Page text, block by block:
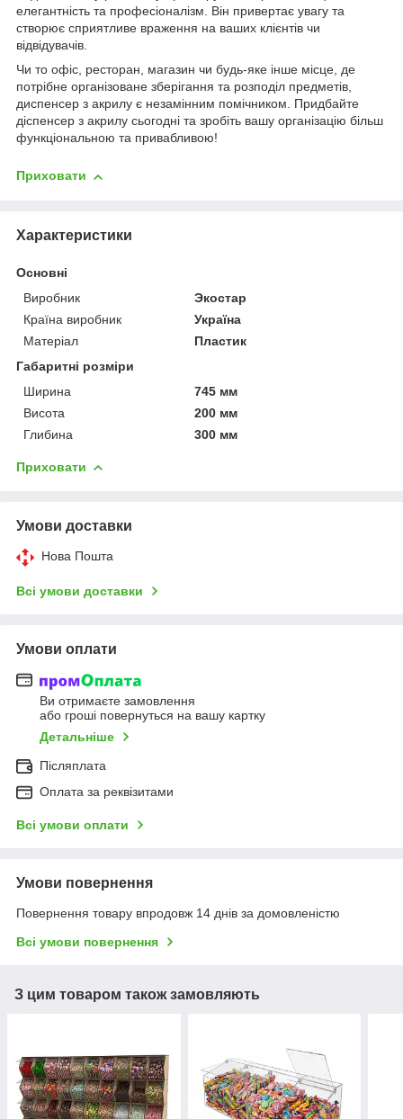
елегантність та професіоналізм. Він привертає увагу та
створює сприятливе враження на ваших клієнтів чи
відвідувачів.
Чи то офіс, ресторан, магазин чи будь-яке інше місце, де
потрібне організоване зберігання та розподіл предметів,
диспенсер з акрилу є незамінним помічником. Придбайте
діспенсер з акрилу сьогодні та зробіть вашу організацію більш
функціональною та привабливою!
Приховати
Характеристики
Основні
Виробник
Экостар
Країна виробник
Україна
Матеріал
Пластик
Габаритні розміри
Ширина
745 мм
Висота
200 мм
Глибина
300 мм
Приховати
Умови доставки
Нова Пошта
Всі умови доставки
Умови оплати
Ви отримаєте замовлення
або гроші повернуться на вашу картку
Детальніше
Післяплата
Оплата за реквізитами
Всі умови оплати
Умови повернення
Повернення товару впродовж 14 днів за домовленістю
Всі умови повернення
З цим товаром також замовляють